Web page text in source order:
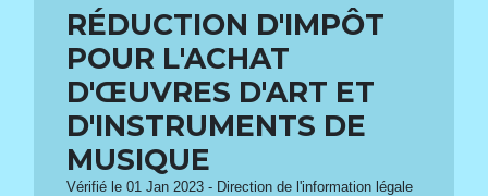
RÉDUCTION D'IMPÔT
POUR L'ACHAT
D'ŒUVRES D'ART ET
D'INSTRUMENTS DE
MUSIQUE
Vérifié le 01 Jan 2023 - Direction de l'information légale